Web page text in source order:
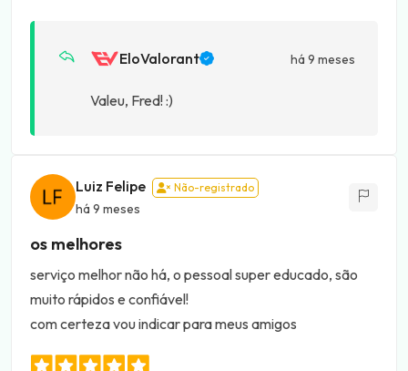
EloValorant há 9 meses
Valeu, Fred! :)
Luiz Felipe Não-registrado
há 9 meses
os melhores
serviço melhor não há, o pessoal super educado, são
muito rápidos e confiável!
com certeza vou indicar para meus amigos